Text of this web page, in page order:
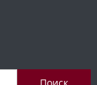
Найти: